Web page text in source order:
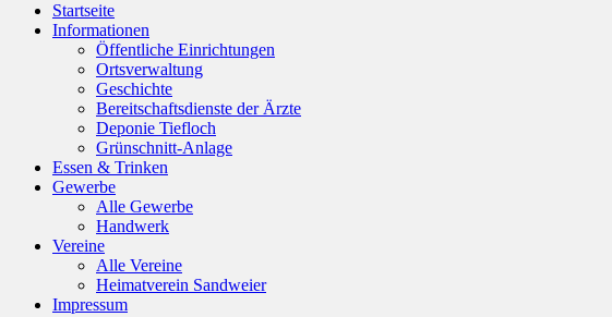
Startseite
Informationen
Öffentliche Einrichtungen
Ortsverwaltung
Geschichte
Bereitschaftsdienste der Ärzte
Deponie Tiefloch
Grünschnitt-Anlage
Essen & Trinken
Gewerbe
Alle Gewerbe
Handwerk
Vereine
Alle Vereine
Heimatverein Sandweier
Impressum